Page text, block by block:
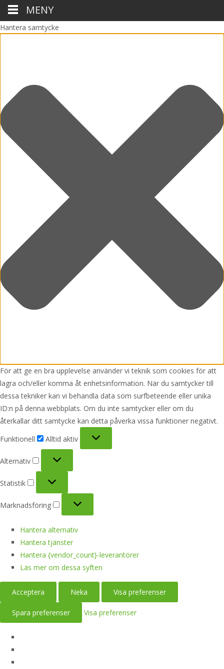
Hantera samtycke
För att ge en bra upplevelse använder vi teknik som cookies för att
lagra och/eller komma åt enhetsinformation. När du samtycker till
dessa tekniker kan vi behandla data som surfbeteende eller unika
ID:n på denna webbplats. Om du inte samtycker eller om du
återkallar ditt samtycke kan detta påverka vissa funktioner negativt.
Funktionell
Alltid aktiv
Alternativ
Statistik
Marknadsföring
Hantera alternativ
Hantera tjänster
Hantera {vendor_count}-leverantörer
Läs mer om dessa syften
Acceptera Neka Visa preferenser
Spara preferenser Visa preferenser
MENY